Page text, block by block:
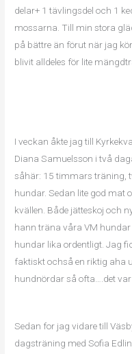
delar+ 1 tävlingsdel och 1
mossarna. Till min stora
på bättre än förut när jag
blivit alldeles för lite
I veckan åkte jag till
Diana Samuelsson i två
såhär: 15 timmars träning,
hundar. Sedan lite god mat
kvällen. Både jätteskoj och
hann träna våra VM
hundar lika ordentligt. Jag
faktiskt ochså en riktig aha
hundnördar så ofta….det
Sedan for jag vidare till
dagsträning med Sofia